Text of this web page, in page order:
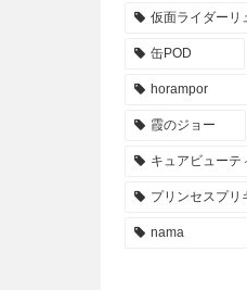
仮面ライダーリ
缶POD
horampor
霞のジョー
キュアビューテ
プリンセスプリ
nama